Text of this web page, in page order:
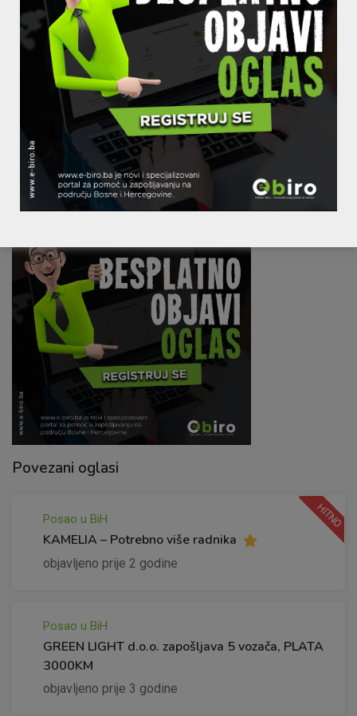
Prijavi se na oglas
OR APPLY WITH
Facebook Google
Spremi
Povezani oglasi
Posao u BiH
KAMELIA – Potrebno više radnika
objavljeno prije 2 godine
HITNO
Posao u BiH
GREEN LIGHT d.o.o. zapošljava 5 vozača, PLATA
3000KM
objavljeno prije 3 godine